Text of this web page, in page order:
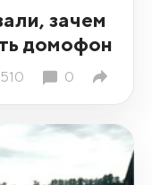
зачем
домофон
510 0